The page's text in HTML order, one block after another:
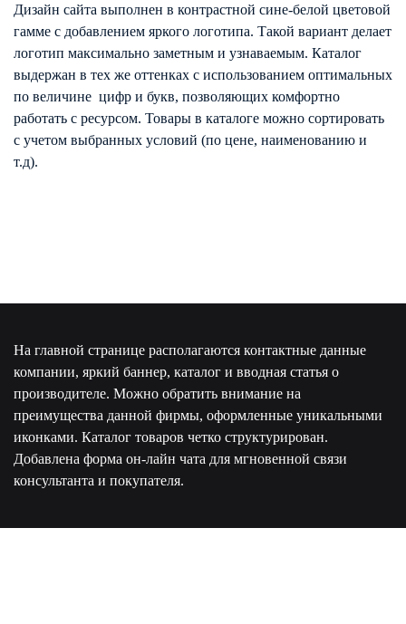
Дизайн сайта выполнен в контрастной сине-белой цветовой
гамме с добавлением яркого логотипа. Такой вариант делает
логотип максимально заметным и узнаваемым. Каталог
выдержан в тех же оттенках с использованием оптимальных
по величине цифр и букв, позволяющих комфортно
работать с ресурсом. Товары в каталоге можно сортировать
с учетом выбранных условий (по цене, наименованию и
т.д).
На главной странице располагаются контактные данные
компании, яркий баннер, каталог и вводная статья о
производителе. Можно обратить внимание на
преимущества данной фирмы, оформленные уникальными
иконками. Каталог товаров четко структурирован.
Добавлена форма он-лайн чата для мгновенной связи
консультанта и покупателя.